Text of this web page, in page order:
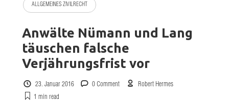
ALLGEMEINES ZIVILRECHT
Anwälte Nümann und Lang
täuschen falsche
Verjährungsfrist vor
23. Januar 2016 0 Comment
Robert Hermes
1 min read